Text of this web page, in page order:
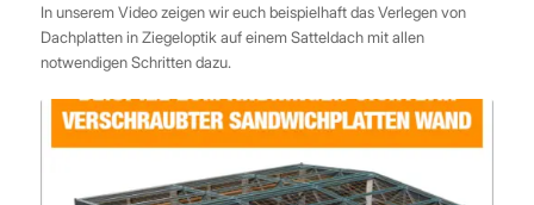
In unserem Video zeigen wir euch beispielhaft das Verlegen von
Dachplatten in Ziegeloptik auf einem Satteldach mit allen
notwendigen Schritten dazu.